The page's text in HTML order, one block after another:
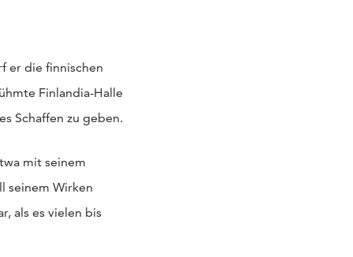
er die finnischen
Finlandia-Halle
Schaffen zu geben.
mit seinem
seinem Wirken
als es vielen bis